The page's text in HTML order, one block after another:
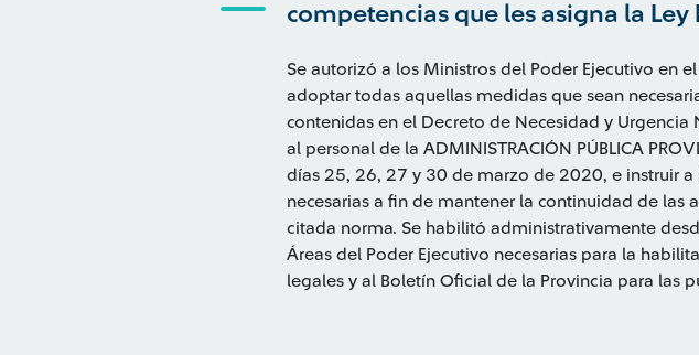
competencias que les asigna la Ley
Se autorizó a los Ministros del Poder Ejecutivo en
adoptar todas aquellas medidas que sean
contenidas en el Decreto de Necesidad y
al personal de la ADMINISTRACIÓN PÚBLICA
días 25, 26, 27 y 30 de marzo de 2020, e instruir
necesarias a fin de mantener la continuidad de
citada norma. Se habilitó administrativamente
Áreas del Poder Ejecutivo necesarias para la
legales y al Boletín Oficial de la Provincia para las